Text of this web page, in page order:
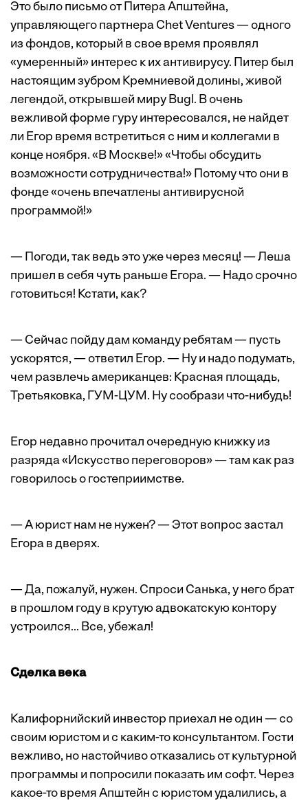
Это было письмо от Питера Апштейна,
управляющего партнера Chet Ventures — одного
из фондов, который в свое время проявлял
«умеренный» интерес к их антивирусу. Питер был
настоящим зубром Кремниевой долины, живой
легендой, открывшей миру Bugl. В очень
вежливой форме гуру интересовался, не найдет
ли Егор время встретиться с ним и коллегами в
конце ноября. «В Москве!» «Чтобы обсудить
возможности сотрудничества!» Потому что они в
фонде «очень впечатлены антивирусной
программой!»
— Погоди, так ведь это уже через месяц! — Леша
пришел в себя чуть раньше Егора. — Надо срочно
готовиться! Кстати, как?
— Сейчас пойду дам команду ребятам — пусть
ускорятся, — ответил Егор. — Ну и надо подумать,
чем развлечь американцев: Красная площадь,
Третьяковка, ГУМ-ЦУМ. Ну сообрази что-нибудь!
Егор недавно прочитал очередную книжку из
разряда «Искусство переговоров» — там как раз
говорилось о гостеприимстве.
— А юрист нам не нужен? — Этот вопрос застал
Егора в дверях.
— Да, пожалуй, нужен. Спроси Санька, у него брат
в прошлом году в крутую адвокатскую контору
устроился... Все, убежал!
Сделка века
Калифорнийский инвестор приехал не один — со
своим юристом и с каким-то консультантом. Гости
вежливо, но настойчиво отказались от культурной
программы и попросили показать им софт. Через
какое-то время Апштейн с юристом удалились, а